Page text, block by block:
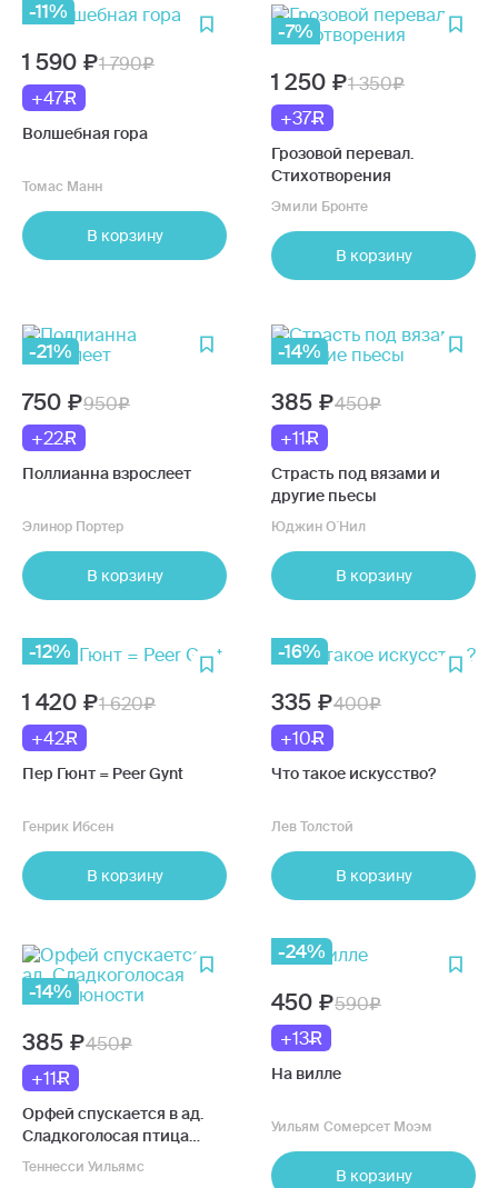
-11%
1 590
1 790
+47
Волшебная гора
Томас Манн
В корзину
-7%
1 250
1 350
+37
Грозовой перевал.
Стихотворения
Эмили Бронте
В корзину
-21%
750
950
+22
Поллианна взрослеет
Элинор Портер
В корзину
-14%
385
450
+11
Страсть под вязами и
другие пьесы
Юджин О`Нил
В корзину
-12%
1 420
1 620
+42
Пер Гюнт = Peer Gynt
Генрик Ибсен
В корзину
-16%
335
400
+10
Что такое искусство?
Лев Толстой
В корзину
-14%
385
450
+11
Орфей спускается в ад.
Сладкоголосая птица
юности
Теннесси Уильямс
-24%
450
590
+13
На вилле
Уильям Сомерсет Моэм
В корзину